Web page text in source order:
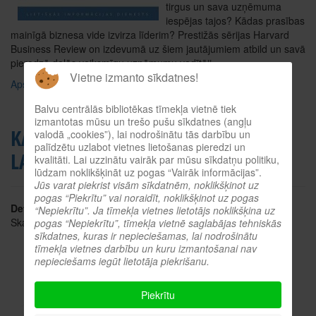
tirgus un sava uzņēmuma
iespējas tajos? Kādas prasības
mainīgā biznesa vide izvirza līderim? Prestižās sērijas Harvard
Business Review on izdevumā uz šiem jautājumiem atbild un savā
pieredzē dalās veiksmīgu uzņēmumu vadītāji.
Apskatīt tiešsaistes katalogā
KARJERAS VEIDOŠANA GRŪTOS
LAIKOS
Detaļas
Skatīts: 2724
Autors: Autoru kolektīvs,
Harvard Business Review
Vadītājiem ir jārīkojas
pārdomāti un stratēģiski,
Vietne izmanto sīkdatnes!
Balvu centrālās bibliotēkas tīmekļa vietnē tiek
izmantotas mūsu un trešo pušu sīkdatnes (angļu
valodā „cookies”), lai nodrošinātu tās darbību un
palīdzētu uzlabot vietnes lietošanas pieredzi un
kvalitāti. Lai uzzinātu vairāk par mūsu sīkdatņu politiku,
lūdzam noklikšķināt uz pogas “Vairāk informācijas”.
Jūs varat piekrist visām sīkdatnēm, noklikšķinot uz
pogas “Piekrītu” vai noraidīt, noklikšķinot uz pogas
“Nepiekrītu”. Ja tīmekļa vietnes lietotājs noklikšķina uz
pogas “Nepiekrītu”, tīmekļa vietnē saglabājas tehniskās
sīkdatnes, kuras ir nepieciešamas, lai nodrošinātu
tīmekļa vietnes darbību un kuru izmantošanai nav
nepieciešams iegūt lietotāja piekrišanu.
Piekrītu